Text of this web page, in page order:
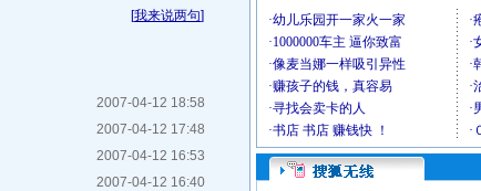
[我来说两句]
2007-04-12 18:58
2007-04-12 17:48
2007-04-12 16:53
2007-04-12 16:40